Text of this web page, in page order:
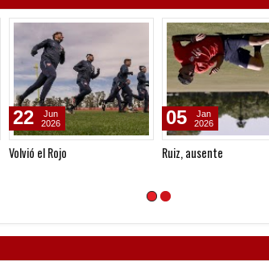
Volvió el Rojo
22
Jun
2026
Ruiz, ausente
05
Jan
2026